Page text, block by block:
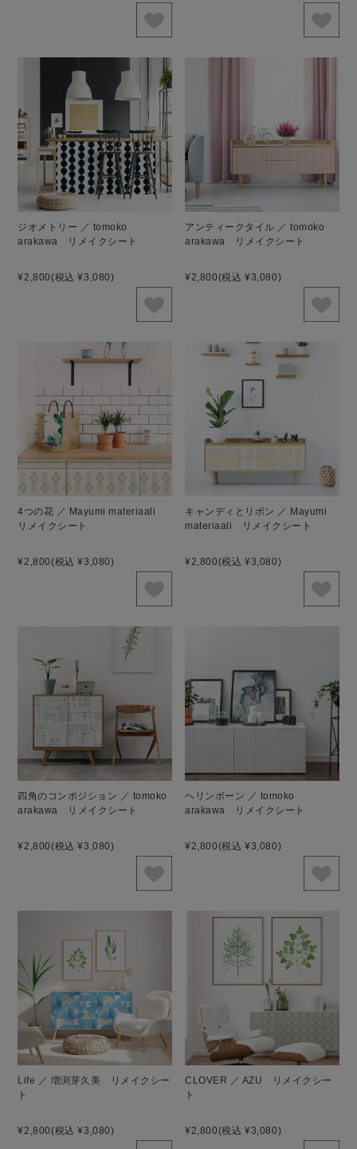
ジオメトリー ／ tomoko
arakawa リメイクシート
¥2,800(税込 ¥3,080)
アンティークタイル ／ tomoko
arakawa リメイクシート
¥2,800(税込 ¥3,080)
4つの花 ／ Mayumi materiaali
リメイクシート
¥2,800(税込 ¥3,080)
キャンディとリボン ／ Mayumi
materiaali リメイクシート
¥2,800(税込 ¥3,080)
四角のコンポジション ／ tomoko
arakawa リメイクシート
¥2,800(税込 ¥3,080)
ヘリンボーン ／ tomoko
arakawa リメイクシート
¥2,800(税込 ¥3,080)
Life ／ 増渕芽久美 リメイクシー
ト
¥2,800(税込 ¥3,080)
CLOVER ／ AZU リメイクシー
ト
¥2,800(税込 ¥3,080)